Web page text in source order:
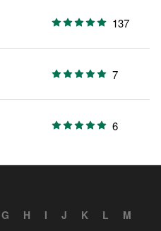
137
7
6
G H I J K L
M